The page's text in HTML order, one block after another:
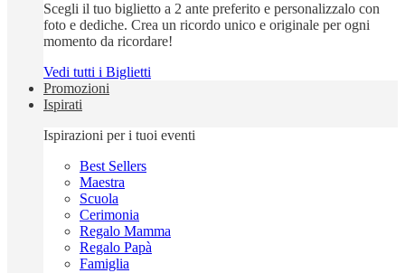
Scegli il tuo biglietto a 2 ante preferito e personalizzalo con
foto e dediche. Crea un ricordo unico e originale per ogni
momento da ricordare!
Vedi tutti i Biglietti
Promozioni
Ispirati
Ispirazioni per i tuoi eventi
Best Sellers
Maestra
Scuola
Cerimonia
Regalo Mamma
Regalo Papà
Famiglia